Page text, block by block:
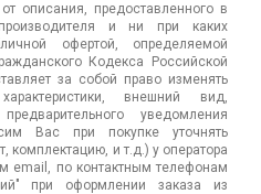
описания, предоставленного в
и ни при каких
офертой, определяемой
Кодекса Российской
за собой право изменять
внешний вид,
уведомления
Вас при покупке уточнять
комплектацию, и т.д.) у оператора
email, по контактным телефонам
при оформлении заказа из